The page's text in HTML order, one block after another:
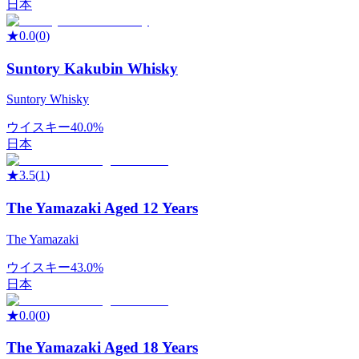
日本
★0.0(0)
Suntory Kakubin Whisky
Suntory Whisky
ウイスキー40.0%
日本
★3.5(1)
The Yamazaki Aged 12 Years
The Yamazaki
ウイスキー43.0%
日本
★0.0(0)
The Yamazaki Aged 18 Years